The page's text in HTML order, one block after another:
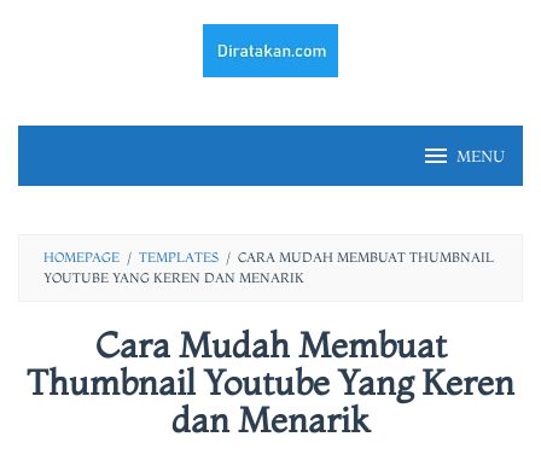
MENU
HOMEPAGE / TEMPLATES / CARA MUDAH MEMBUAT THUMBNAIL
YOUTUBE YANG KEREN DAN MENARIK
Cara Mudah Membuat
Thumbnail Youtube Yang Keren
dan Menarik